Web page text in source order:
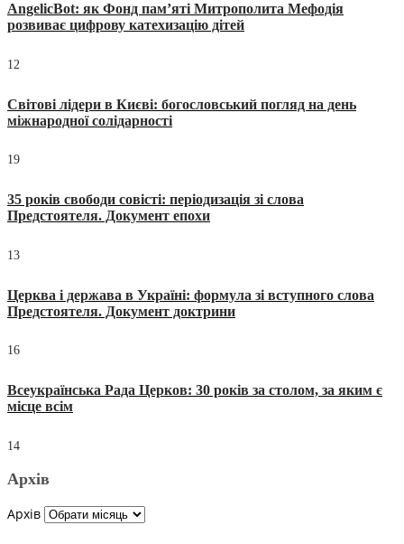
AngelicBot: як Фонд пам’яті Митрополита Мефодія
розвиває цифрову катехизацію дітей
12
Світові лідери в Києві: богословський погляд на день
міжнародної солідарності
19
35 років свободи совісті: періодизація зі слова
Предстоятеля. Документ епохи
13
Церква і держава в Україні: формула зі вступного слова
Предстоятеля. Документ доктрини
16
Всеукраїнська Рада Церков: 30 років за столом, за яким є
місце всім
14
Архів
Архів